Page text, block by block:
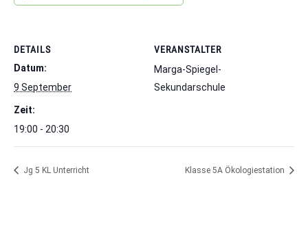
DETAILS
Datum:
9 September
Zeit:
19:00 - 20:30
VERANSTALTER
Marga-Spiegel-
Sekundarschule
Jg 5 KL Unterricht Klasse 5A Ökologiestation